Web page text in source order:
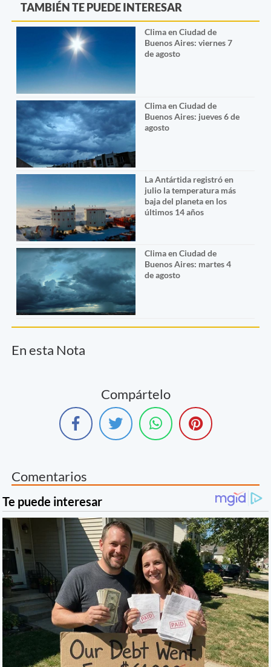
TAMBIÉN TE PUEDE INTERESAR
Clima en Ciudad de
Buenos Aires: viernes 7
de agosto
Clima en Ciudad de
Buenos Aires: jueves 6 de
agosto
La Antártida registró en
julio la temperatura más
baja del planeta en los
últimos 14 años
Clima en Ciudad de
Buenos Aires: martes 4
de agosto
En esta Nota
Compártelo
Comentarios